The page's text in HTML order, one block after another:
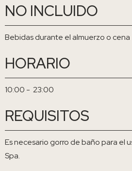
NO INCLUIDO
Bebidas durante el almuerzo o cena
HORARIO
10:00 - 23:00
REQUISITOS
Es necesario gorro de baño para el
Spa.